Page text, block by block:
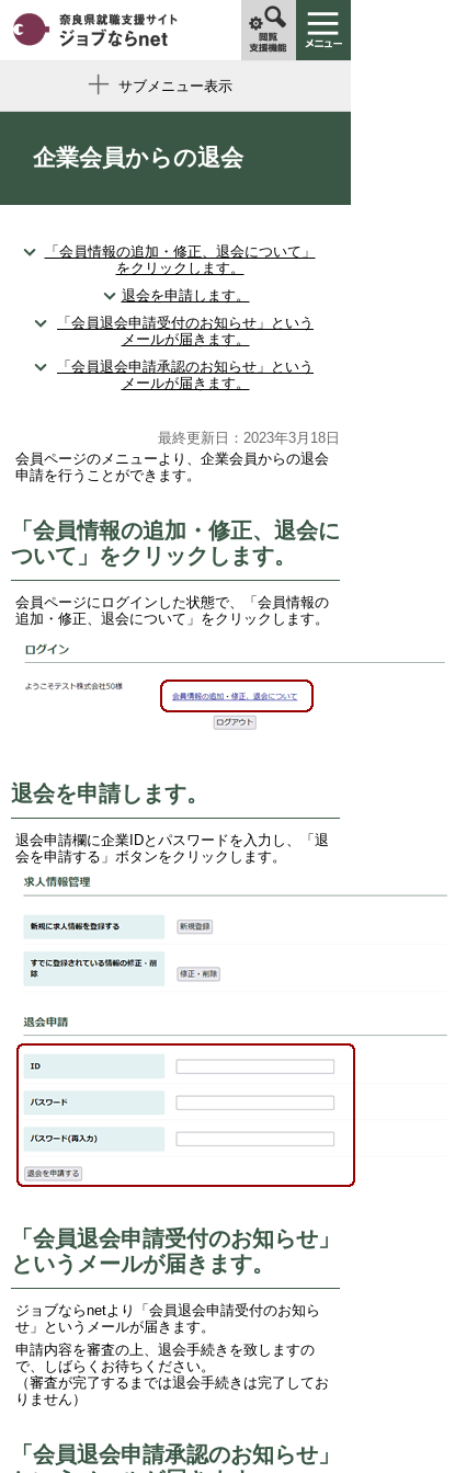
サブメニュー表示
企業会員からの退会
「会員情報の追加・修正、退会について」
をクリックします。
退会を申請します。
「会員退会申請受付のお知らせ」という
メールが届きます。
「会員退会申請承認のお知らせ」という
メールが届きます。
最終更新日：2023年3月18日
会員ページのメニューより、企業会員からの退会
申請を行うことができます。
「会員情報の追加・修正、退会に
ついて」をクリックします。
会員ページにログインした状態で、「会員情報の
追加・修正、退会について」をクリックします。
退会を申請します。
退会申請欄に企業IDとパスワードを入力し、「退
会を申請する」ボタンをクリックします。
「会員退会申請受付のお知らせ」
というメールが届きます。
ジョブならnetより「会員退会申請受付のお知ら
せ」というメールが届きます。
申請内容を審査の上、退会手続きを致しますの
で、しばらくお待ちください。
（審査が完了するまでは退会手続きは完了してお
りません）
「会員退会申請承認のお知らせ」